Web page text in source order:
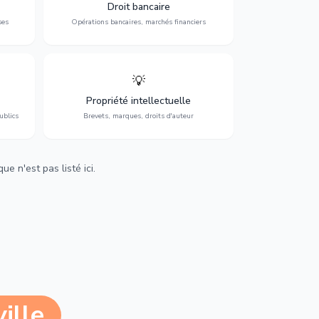
Droit bancaire
Opérations bancaires, marchés financiers
régulation.
💡
Propriété intellectuelle
Brevets, marques, droits d'auteur
Protection de vos créations : brevets,
marques, droits d'auteur et lutte contre la
contrefaçon.
n'est pas listé ici.